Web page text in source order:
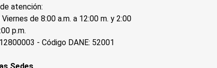
atención:
Viernes de 8:00 a.m. a 12:00 m. y 2:00
p.m.
- Código DANE: 52001